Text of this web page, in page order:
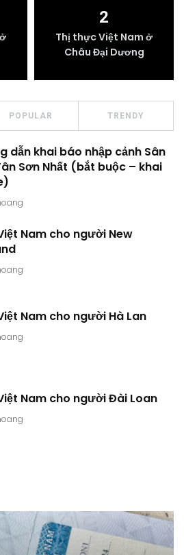
2
Thị thực Việt Nam ở
Châu Đại Dương
POPULAR TRENDY
dẫn khai báo nhập cảnh Sân
Sơn Nhất (bắt buộc – khai
Nam cho người New
Nam cho người Hà Lan
Nam cho người Đài Loan